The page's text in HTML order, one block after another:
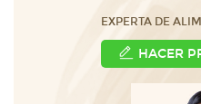
EXPERTA DE
HACER